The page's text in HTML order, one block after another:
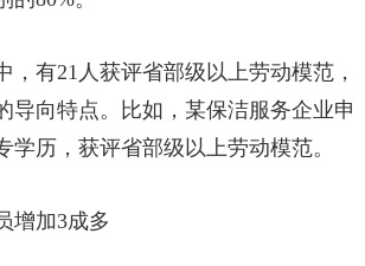
有21人获评省部级以上劳动模范，
导向特点。比如，某保洁服务企业申
学历，获评省部级以上劳动模范。
加3成多